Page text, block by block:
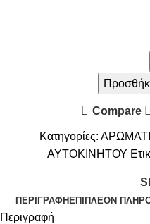
Compare
Κατηγορίες:
ΑΥΤΟΚΙΝΗΤΟΥ
ΠΕΡΙΓΡΑΦΉ ΕΠΙΠΛΈΟΝ
Περιγραφή